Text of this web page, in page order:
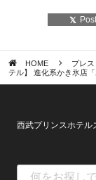
Post
HOME プレ
テル】 進化系かき氷店
西武プリンスホテル